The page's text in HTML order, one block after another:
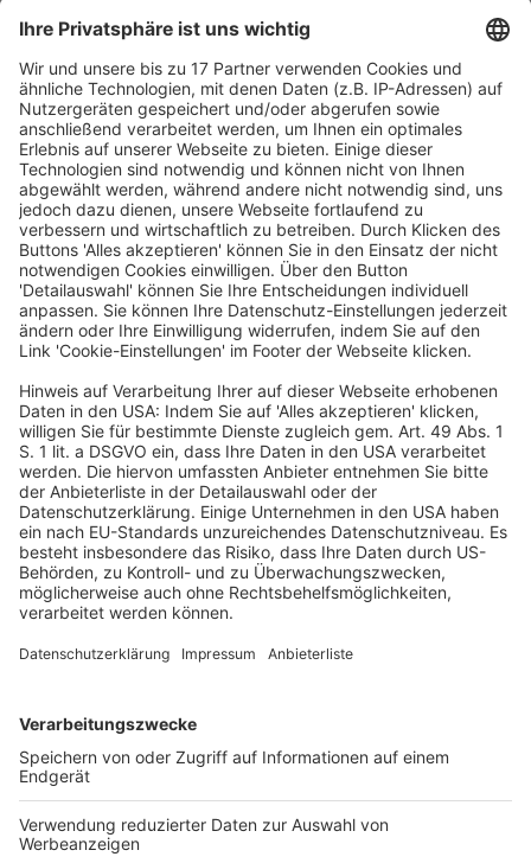
Gegen das zuvor im Rechtsausschuss noch geänderte
Offenlegungspflicht solle „eine informierte öffentliche
Debatte darüber ermöglicht werden, ob die betroffenen
multinationalen Unternehmen und Konzerne ihren
Beitrag zum Gemeinwohl auch dort leisten, wo sie tätig
sind“, heißt es in dem Gesetz. In deutsches Recht
umgesetzt werden soll die Richtlinie durch einen neuen
Unterabschnitt im Vierten Abschnitt des Dritten Buchs
des
HGB. Zudem wurden u. a. eine
Offenlegungspflicht erweitert und
handelsbilanzrechtliche Bußgeld- und
Ordnungsgeldvorschriften punktuell geändert.
Gegenüber der Regierungsvorlage erhöhte der
Ausschuss auf Änderungsantrag der
Koalitionsfraktionen den Bußgeldrahmen bei Verstößen
gegen die Offenlegungspflichten (
§ 342o HGB-E).
Nunmehr soll ein Bußgeld in Höhe von 250 000 Euro
statt 200 000 Euro möglich sein. Angepasst wurde
zudem der Zeitpunkt, nach dem Unternehmen zunächst
weggelassene Angaben veröffentlichen müssen (
§
342k HGB-E). Dies soll nun bereits nach vier statt nach
fünf Jahren erfolgen. Mit der Änderung im
Verbraucherstreitbeilegungsgesetz wird laut
Änderungsantrag in § 29 Abs. 2 S. 1 Nr. 2 klargestellt,
dass über den bisherigen Wortlaut der Norm hinaus
nicht nur eine geeignete anerkannte
Verbraucherschlichtungsstelle beliehen werden kann,
Universalschlichtungsstelle. Die Änderung im
Pflichtversicherungsgesetz dient laut Änderungsantrag
zur Umsetzung einer Vorschrift einer EU-Richtlinie über
die Kraftfahrzeug-Haftpflichtversicherung und die
Konkret geht es demnach um Regelungen zur